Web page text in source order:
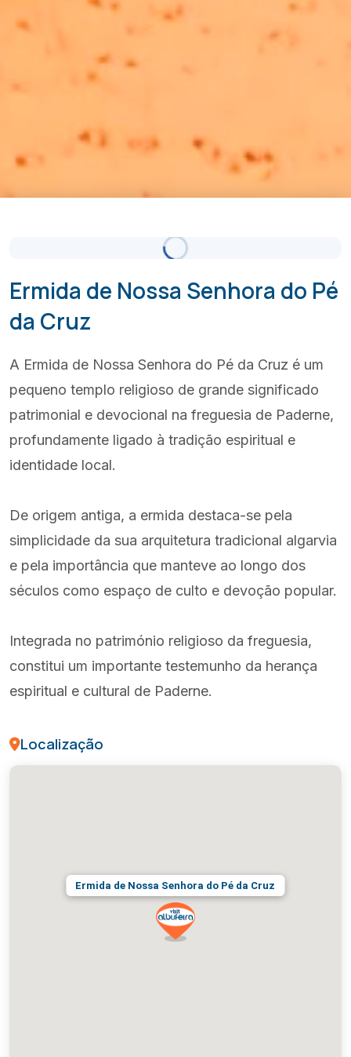
Ermida de Nossa Senhora do Pé
da Cruz
A Ermida de Nossa Senhora do Pé da Cruz é um
pequeno templo religioso de grande significado
patrimonial e devocional na freguesia de Paderne,
profundamente ligado à tradição espiritual e
identidade local.
De origem antiga, a ermida destaca-se pela
simplicidade da sua arquitetura tradicional algarvia
e pela importância que manteve ao longo dos
séculos como espaço de culto e devoção popular.
Integrada no património religioso da freguesia,
constitui um importante testemunho da herança
espiritual e cultural de Paderne.
Localização
Ermida de Nossa Senhora do Pé da Cruz
Céu Limpo
(+351) 289 580 533